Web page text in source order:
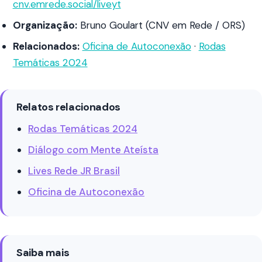
cnv.emrede.social/liveyt
Organização:Bruno Goulart (CNV em Rede / ORS)
Relacionados: Oficina de Autoconexão· Rodas
Temáticas 2024
Relatos relacionados
Rodas Temáticas 2024
Diálogo com Mente Ateísta
Lives Rede JR Brasil
Oficina de Autoconexão
Saiba mais